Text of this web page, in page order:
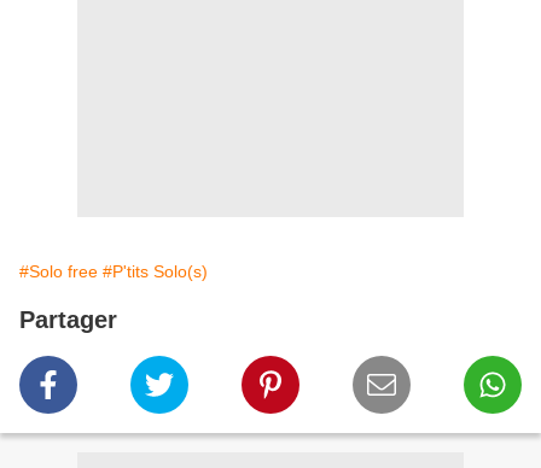
#Solo free #P'tits Solo(s)
Partager